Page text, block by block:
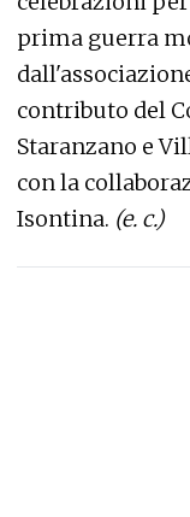
prima guerra
contributo del
Staranzano e
con la
Isontina. (e. c.)